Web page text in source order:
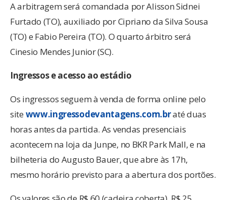
A arbitragem será comandada por Alisson Sidnei
Furtado (TO), auxiliado por Cipriano da Silva Sousa
(TO) e Fabio Pereira (TO). O quarto árbitro será
Cinesio Mendes Junior (SC).
Ingressos e acesso ao estádio
Os ingressos seguem à venda de forma online pelo
site www.ingressodevantagens.com.braté duas
horas antes da partida. As vendas presenciais
acontecem na loja da Junpe, no BKR Park Mall, e na
bilheteria do Augusto Bauer, que abre às 17h,
mesmo horário previsto para a abertura dos portões.